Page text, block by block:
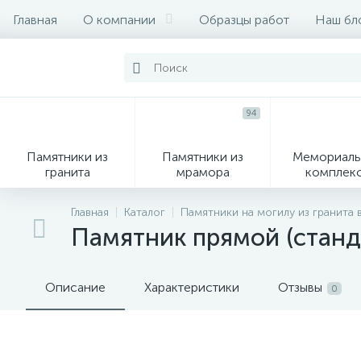
Главная О компании Образцы работ Наш
Памятники из
гранита
Памятники из
мрамора
94
Главная Каталог Памятники на могилу из гранита
Памятник прямой
Описание Характеристики Отзывы 0